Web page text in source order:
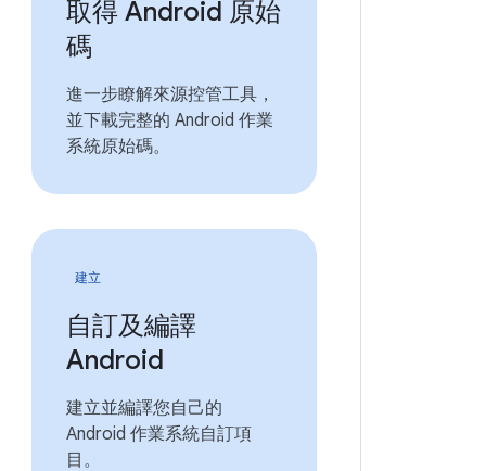
取得 Android 原始
碼
進一步瞭解來源控管工具，
並下載完整的 Android 作業
系統原始碼。
建立
自訂及編譯
Android
建立並編譯您自己的
Android 作業系統自訂項
目。